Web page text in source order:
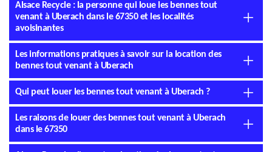
Alsace Recycle : la personne qui loue les bennes tout
venant à Uberach dans le 67350 et les localités
avoisinantes
Les informations pratiques à savoir sur la location des
bennes tout venant à Uberach
Qui peut louer les bennes tout venant à Uberach ?
Les raisons de louer des bennes tout venant à Uberach
dans le 67350